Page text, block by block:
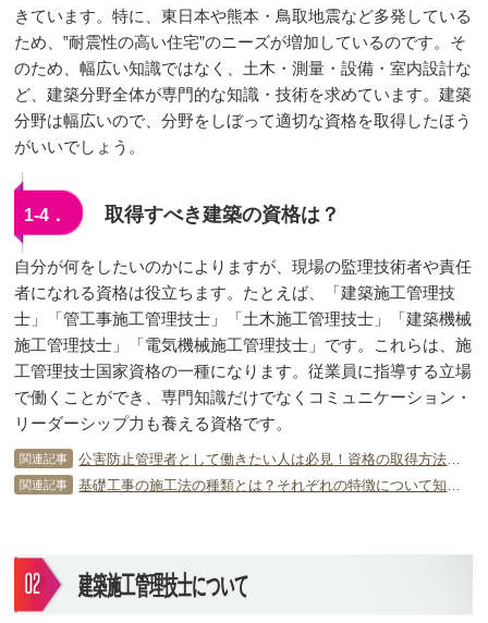
きています。特に、東日本や熊本・鳥取地震など多発している
ため、‟耐震性の高い住宅”のニーズが増加しているのです。そ
のため、幅広い知識ではなく、土木・測量・設備・室内設計な
ど、建築分野全体が専門的な知識・技術を求めています。建築
分野は幅広いので、分野をしぼって適切な資格を取得したほう
がいいでしょう。
1-4． 取得すべき建築の資格は？
自分が何をしたいのかによりますが、現場の監理技術者や責任
者になれる資格は役立ちます。たとえば、「建築施工管理技
士」「管工事施工管理技士」「土木施工管理技士」「建築機械
施工管理技士」「電気機械施工管理技士」です。これらは、施
工管理技士国家資格の一種になります。従業員に指導する立場
で働くことができ、専門知識だけでなくコミュニケーション・
リーダーシップ力も養える資格です。
関連記事
関連記事
建築施工管理技士について